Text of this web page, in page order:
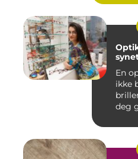
En
ikke
deg